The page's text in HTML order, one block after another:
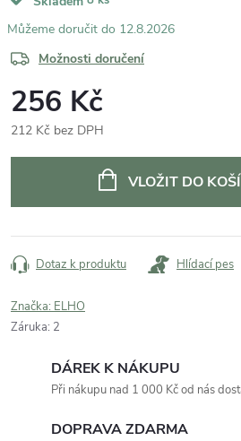
12.8.2026
Možnosti doručení
256 Kč
212 Kč bez DPH
VLOŽIT DO
Dotaz k produktu Hlídací pes
Značka: ELHO
Záruka: 2
DÁREK K NÁKUPU
Při nákupu nad 1 000 Kč od nás
DOPRAVA ZDARMA